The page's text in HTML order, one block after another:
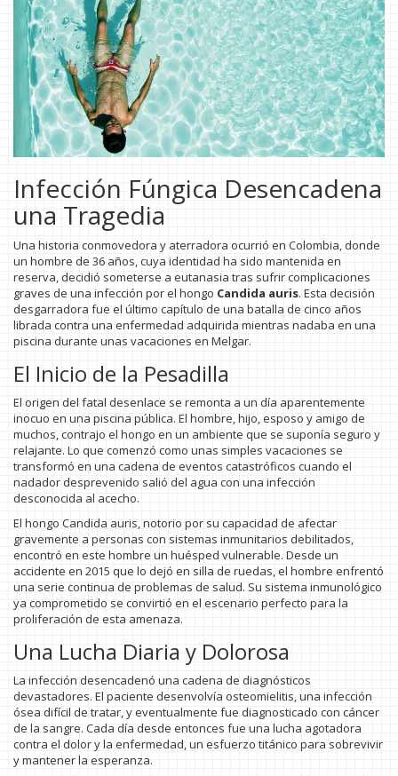
Infección Fúngica Desencadena
una Tragedia
Una historia conmovedora y aterradora ocurrió en Colombia, donde
un hombre de 36 años, cuya identidad ha sido mantenida en
reserva, decidió someterse a eutanasia tras sufrir complicaciones
graves de una infección por el hongo Candida auris. Esta decisión
desgarradora fue el último capítulo de una batalla de cinco años
librada contra una enfermedad adquirida mientras nadaba en una
piscina durante unas vacaciones en Melgar.
El Inicio de la Pesadilla
El origen del fatal desenlace se remonta a un día aparentemente
inocuo en una piscina pública. El hombre, hijo, esposo y amigo de
muchos, contrajo el hongo en un ambiente que se suponía seguro y
relajante. Lo que comenzó como unas simples vacaciones se
transformó en una cadena de eventos catastróficos cuando el
nadador desprevenido salió del agua con una infección
desconocida al acecho.
El hongo Candida auris, notorio por su capacidad de afectar
gravemente a personas con sistemas inmunitarios debilitados,
encontró en este hombre un huésped vulnerable. Desde un
accidente en 2015 que lo dejó en silla de ruedas, el hombre enfrentó
una serie continua de problemas de salud. Su sistema inmunológico
ya comprometido se convirtió en el escenario perfecto para la
proliferación de esta amenaza.
Una Lucha Diaria y Dolorosa
La infección desencadenó una cadena de diagnósticos
devastadores. El paciente desenvolvía osteomielitis, una infección
ósea difícil de tratar, y eventualmente fue diagnosticado con cáncer
de la sangre. Cada día desde entonces fue una lucha agotadora
contra el dolor y la enfermedad, un esfuerzo titánico para sobrevivir
y mantener la esperanza.